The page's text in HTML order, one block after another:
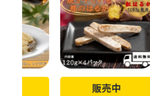
販売中